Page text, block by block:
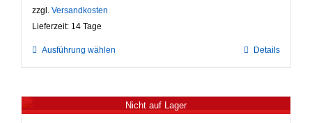
zzgl. Versandkosten
Lieferzeit: 14 Tage
Ausführung wählen
Varianten
auf.
Details
Nicht auf Lager